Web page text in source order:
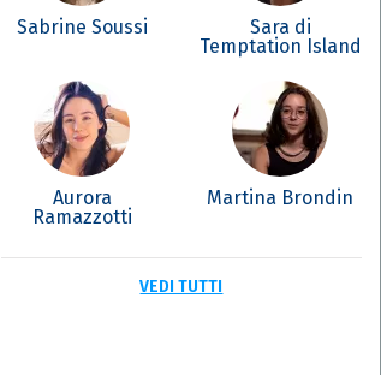
Sabrine Soussi
Sara di
Temptation Island
Aurora
Ramazzotti
Martina Brondin
VEDI TUTTI